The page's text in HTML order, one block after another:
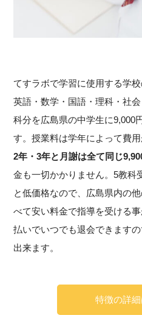
てすラボで学習に使用する学
英語・数学・国語・理科・社
科分を広島県の中学生に9,000
す。授業料は学年によって費
2年・3年と月謝は全て同じ
金も一切かかりません。5教科
と低価格なので、広島県内の
べて安い料金で指導を受ける
払いでいつでも退会できます
出来ます。
特徴の詳